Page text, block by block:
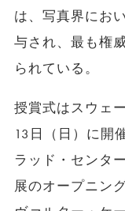
は、写真界にお
与され、最も権
られている。
授賞式はスウェ
13日（日）に開
ラッド・センタ
展のオープニン